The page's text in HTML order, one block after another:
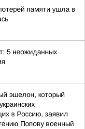
памяти ушла в
5 неожиданных
эшелон, который
в Россию, заявил
Попову военный